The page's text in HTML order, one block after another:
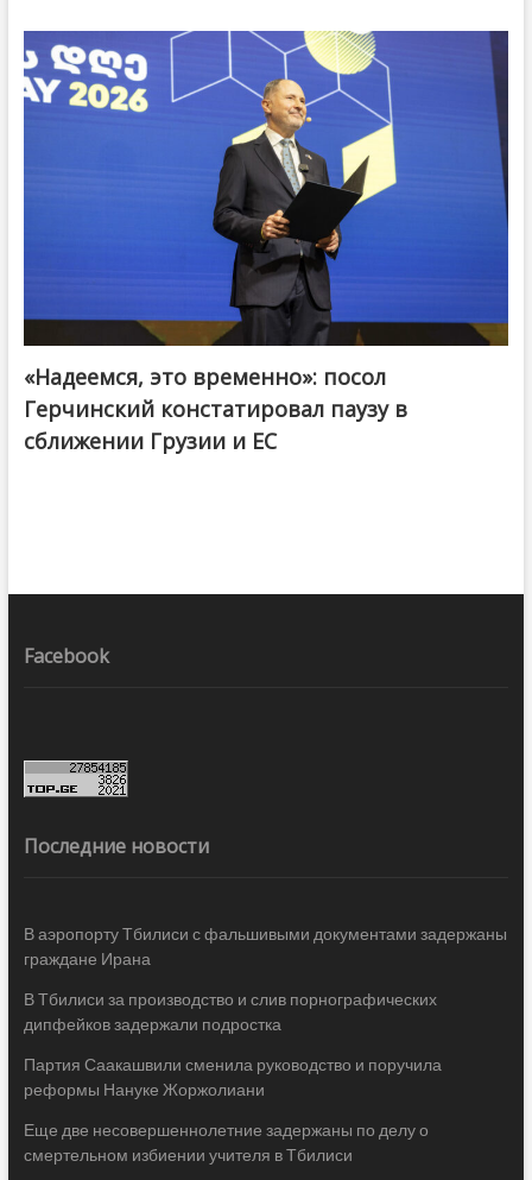
«Надеемся, это временно»: посол
Герчинский констатировал паузу в
сближении Грузии и ЕС
Facebook
Последние новости
В аэропорту Тбилиси с фальшивыми документами задержаны
граждане Ирана
В Тбилиси за производство и слив порнографических
дипфейков задержали подростка
Партия Саакашвили сменила руководство и поручила
реформы Нануке Жоржолиани
Еще две несовершеннолетние задержаны по делу о
смертельном избиении учителя в Тбилиси